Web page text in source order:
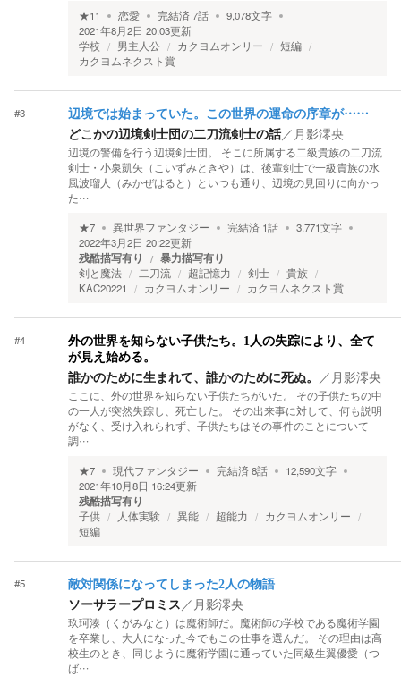
★11 恋愛 完結済7話 9,078文字
2021年8月2日 20:03更新
学校
男主人公 カクヨムオンリー
短編
カクヨムネクスト賞
#3 辺境では始まっていた。この世界の運命の序章が……
どこかの辺境剣士団の二刀流剣士の話／ 月影澪央
辺境の警備を行う辺境剣士団。 そこに所属する二級貴族の二刀流
剣士・小泉凱矢（こいずみときや）は、後輩剣士で一級貴族の水
風波瑠人（みかぜはると）といつも通り、辺境の見回りに向かっ
た…
★7 異世界ファンタジー 完結済 1話 3,771文字
2022年3月2日 20:22更新
残酷描写有り 暴力描写有り
剣と魔法 二刀流 超記憶力 剣士
貴族
KAC20221
カクヨムオンリー カクヨムネクスト賞
#4
外の世界を知らない子供たち。1人の失踪により、全て
が見え始める。
誰かのために生まれて、誰かのために死ぬ。 ／ 月影澪央
ここに、外の世界を知らない子供たちがいた。 その子供たちの中
の一人が突然失踪し、死亡した。 その出来事に対して、何も説明
がなく、受け入れられず、子供たちはその事件のことについて
調…
★7 現代ファンタジー 完結済8話 12,590文字
2021年10月8日 16:24更新
残酷描写有り
子供 人体実験 異能 超能力
カクヨムオンリー
短編
#5 敵対関係になってしまった2人の物語
ソーサラープロミス／ 月影澪央
玖珂湊（くがみなと）は魔術師だ。魔術師の学校である魔術学園
を卒業し、大人になった今でもこの仕事を選んだ。 その理由は高
校生のとき、同じように魔術学園に通っていた同級生翼優愛（つ
ば…